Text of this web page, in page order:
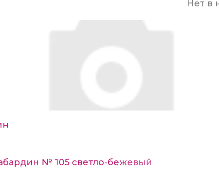
Нет в
№ 105 светло-бежевый